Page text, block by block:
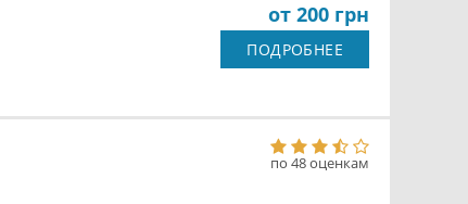
от 200 грн
ПОДРОБНЕЕ
по 48 оценкам